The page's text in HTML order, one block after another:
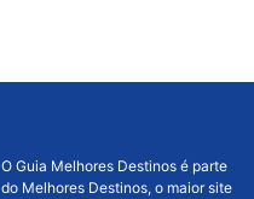
O Guia Melhores Destinos é parte
do Melhores Destinos, o maior site